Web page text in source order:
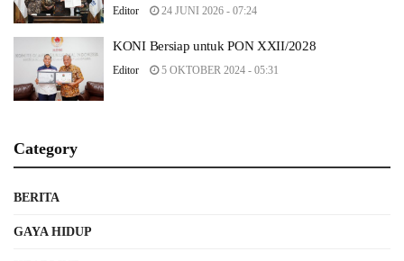
Editor 24 JUNI 2026 - 07:24
KONI Bersiap untuk PON XXII/2028
Editor 5 OKTOBER 2024 - 05:31
Category
BERITA
GAYA HIDUP